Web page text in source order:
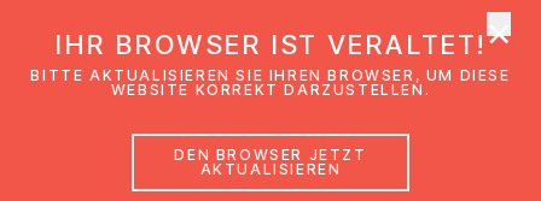
NEWS
IHR BROWSER IST VERALTET!
BITTE AKTUALISIEREN SIE IHREN BROWSER, UM DIESE
WEBSITE KORREKT DARZUSTELLEN.
DEN BROWSER JETZT
AKTUALISIEREN
×